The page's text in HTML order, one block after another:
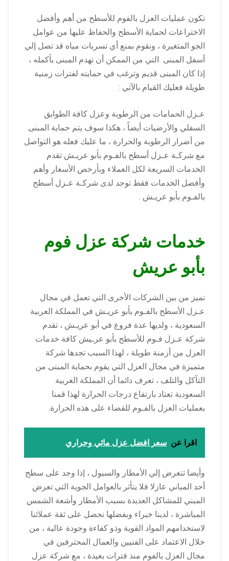
تكون عمليات العزل بالفوم للأسطح من أهم وأفضل
الاختراعات لحماية الأسطح والحفاظ عليها من عوامل
الجو المتغيرة ، ونقوم بمنع أي تسربات مياه قد تصل إلي
أسفل المبنى التي من الممكن أن تهدم المبنى بأكمله ،
إذا كان المبنى قديم وترغب في حمايته لفترات زمنية
طويلة فعليك القيام بالآتي :
عـزل الحمامات من الرطوبة وعزل كافة الطوابق
السفلي والأرضيات أيضاً ، هكذا سوف يتم حماية المبنى
من أضرار الرطوبة والحرارة ، ما عليك فعله هو التواصل
مع شركـة عـزل أسطح بالفـوم بأبو عريـش تقدم
الخدمات السريعة لكل العملاء وبأرخص الأسعار وأهم
وأفضل الخدمات فقط توجد لدى شركـة عـزل أسطح
بالفـوم بأبو عريـش .
خدمات شركة عزل فوم
بأبو عريش
تميز من بين الشركات الأخرى التي تعمل في مجال
عـزل الأسطح بالفـوم بأبو عريـش في المملكة العربية
السعودية ، ولديها عدة فروع في أبو عريـش ، تقدم
شركة عـزل فـوم للأسطح بأبو عرـيش كافة خدمات
العزل من أزمنة طويلة ، لهذا السبب تجدها شركة
متميزة في مجال العزل التي يقوم بحماية المبنى من
التآكل والتلف ، تعرف دائما أن المملكة العربية
السعودية تعتاد بارتفاع درجات الحرارة لهذا قمنا
بعمليات العزل بالفـوم للقضاء على هذه الحرارة.
اقرا عن سعر افضل عزل مائي وحراري
وأيضا تتعرض إلي الأمطار والسيول ، إذا وجد على سطح
أحد المباني عازلا فلا يتأثر بالعوامل الجوية التي تعرض
المبني للمشاكل العديدة بسبب الأمطار وأشعة الشمس
المباشرة ، لدينا خبراء وبفضلها نحصل على ثقة عملائنا
لاستخدامهم المواد القوية وذو كفاءة وجودة عالية ، من
خلال الاعتماد على الفنيين والعمال المحترفين في
مجال العزل بالفوم منذ فترات بعيدة ، مع شركة عزل